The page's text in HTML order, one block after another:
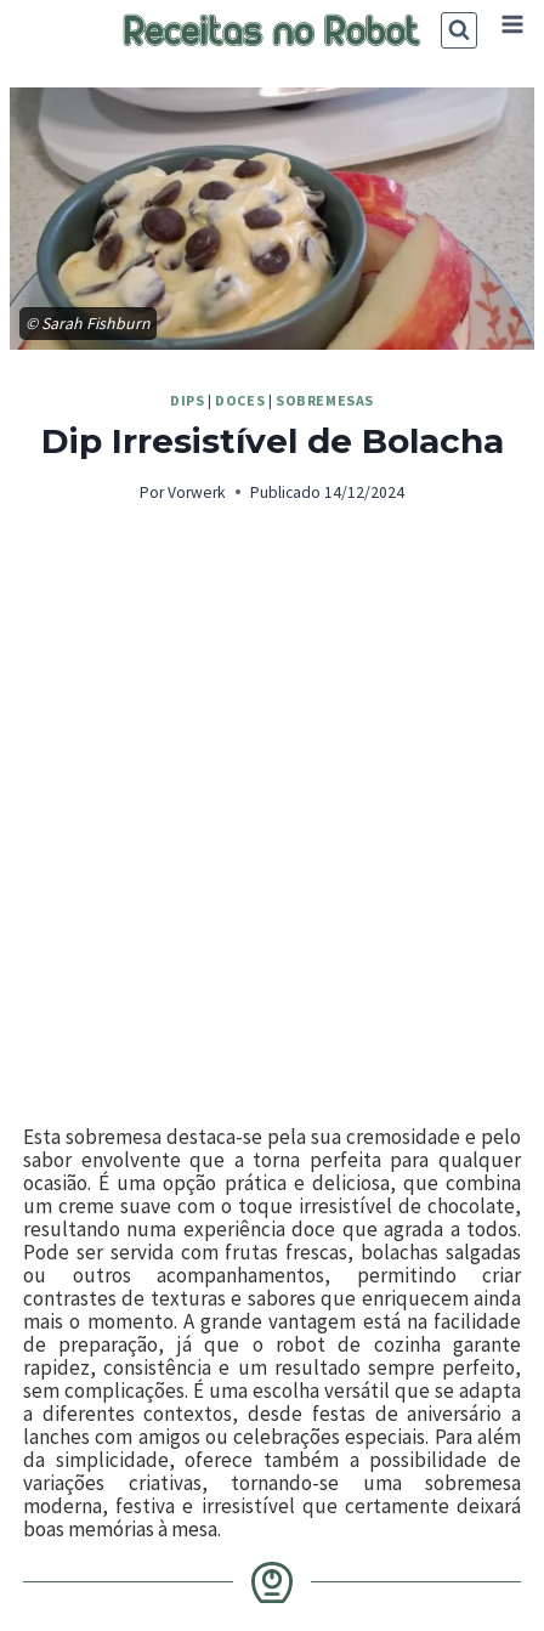
© Sarah Fishburn
DIPS | DOCES | SOBREMESAS
Dip Irresistível de Bolacha
PorVorwerk Publicado 14/12/2024
Esta sobremesa destaca-se pela sua cremosidade e pelo
sabor envolvente que a torna perfeita para qualquer
ocasião. É uma opção prática e deliciosa, que combina
um creme suave com o toque irresistível de chocolate,
resultando numa experiência doce que agrada a todos.
Pode ser servida com frutas frescas, bolachas salgadas
ou outros acompanhamentos, permitindo criar
contrastes de texturas e sabores que enriquecem ainda
mais o momento. A grande vantagem está na facilidade
de preparação, já que o robot de cozinha garante
rapidez, consistência e um resultado sempre perfeito,
sem complicações. É uma escolha versátil que se adapta
a diferentes contextos, desde festas de aniversário a
lanches com amigos ou celebrações especiais. Para além
da simplicidade, oferece também a possibilidade de
variações criativas, tornando-se uma sobremesa
moderna, festiva e irresistível que certamente deixará
boas memórias à mesa.